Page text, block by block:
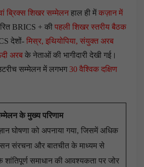
ब्रिक्स शिखर सम्मेलन हाल ही मेंकज़ान में
BRICS + की पहली शिखर स्तरीय बैठक
देशों- मिस्र, इथियोपिया, संयुक्त अरब
अरब के नेताओं की भागीदारी देखी गई।
सम्मेलन में लगभग 30 वैश्विक दक्षिण
के मुख्य परिणाम
घोषणा को अपनाया गया, जिसमें अधिक
संरचना और बातचीत के माध्यम से
शांतिपूर्ण समाधान की आवश्यकता पर जोर